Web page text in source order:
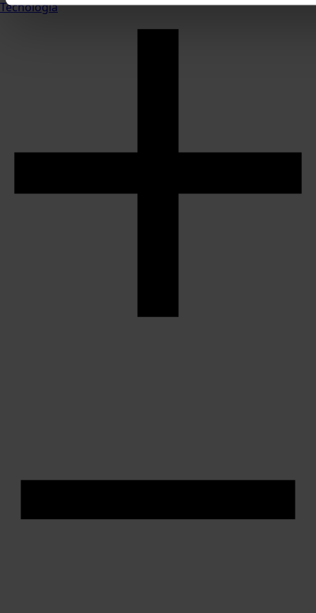
Tecnología